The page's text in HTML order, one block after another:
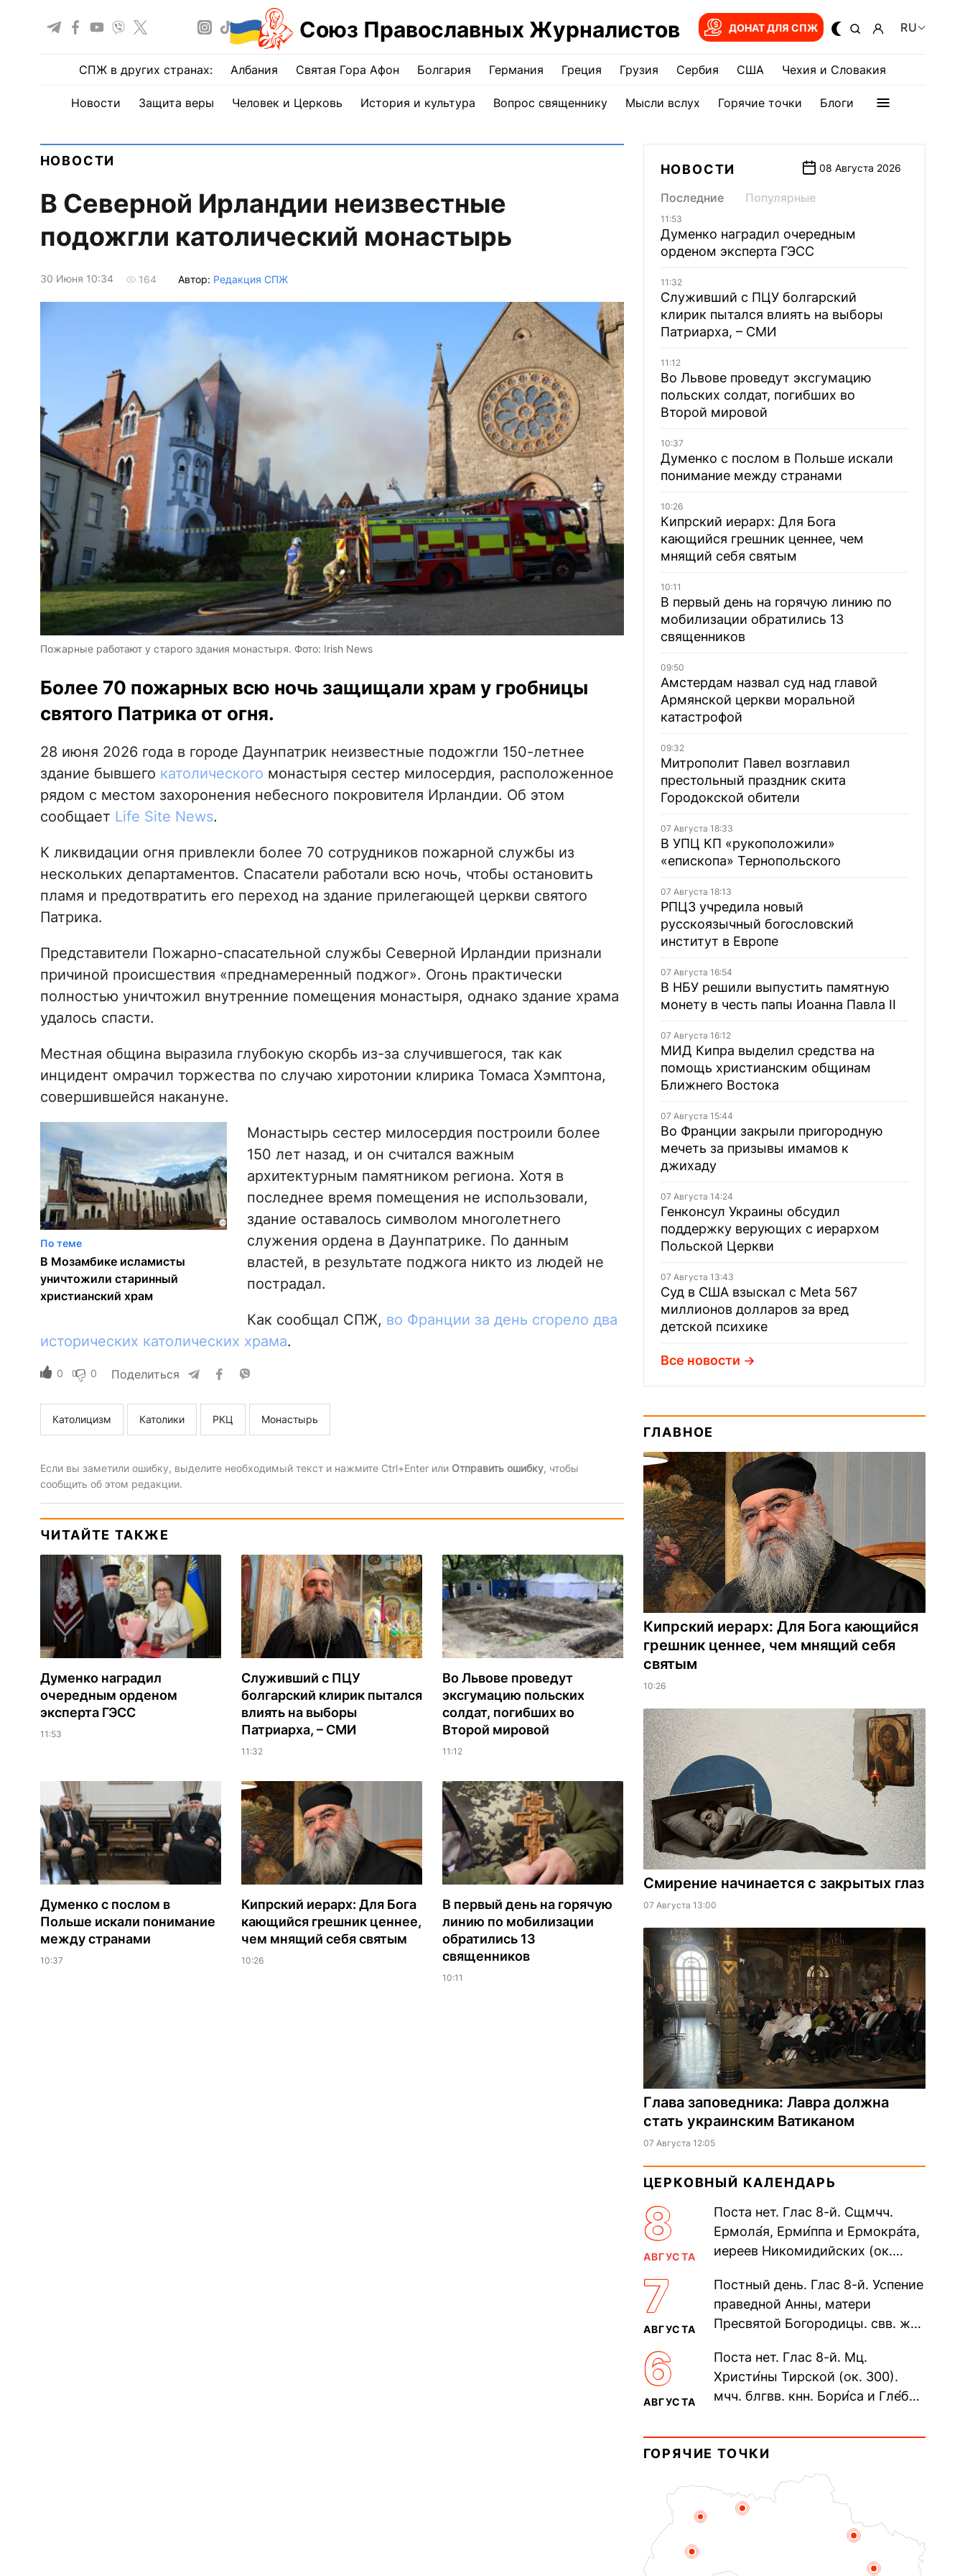
Союз Православных Журналистов ДОНАТ ДЛЯ СПЖ RU
СПЖ в других странах: Албания Святая Гора Афон Болгария Германия Греция Грузия Сербия США Чехия и Словакия
Новости Защита веры Человек и Церковь История и культура Вопрос священнику Мысли вслух Горячие точки Блоги
НОВОСТИ
В Северной Ирландии неизвестные
подожгли католический монастырь
30 Июня 10:34 164 Автор: Редакция СПЖ
Пожарные работают у старого здания монастыря. Фото: Irish News
Более 70 пожарных всю ночь защищали храм у гробницы
святого Патрика от огня.
28 июня 2026 года в городе Даунпатрик неизвестные подожгли 150-летнее
здание бывшего католического монастыря сестер милосердия, расположенное
рядом с местом захоронения небесного покровителя Ирландии. Об этом
сообщает Life Site News.
К ликвидации огня привлекли более 70 сотрудников пожарной службы из
нескольких департаментов. Спасатели работали всю ночь, чтобы остановить
пламя и предотвратить его переход на здание прилегающей церкви святого
Патрика.
Представители Пожарно-спасательной службы Северной Ирландии признали
причиной происшествия «преднамеренный поджог». Огонь практически
полностью уничтожил внутренние помещения монастыря, однако здание храма
удалось спасти.
Местная община выразила глубокую скорбь из-за случившегося, так как
инцидент омрачил торжества по случаю хиротонии клирика Томаса Хэмптона,
совершившейся накануне.
По теме
В Мозамбике исламисты
уничтожили старинный
христианский храм
Монастырь сестер милосердия построили более
150 лет назад, и он считался важным
архитектурным памятником региона. Хотя в
последнее время помещения не использовали,
здание оставалось символом многолетнего
служения ордена в Даунпатрике. По данным
властей, в результате поджога никто из людей не
пострадал.
Как сообщал СПЖ, во Франции за день сгорело два
исторических католических храма.
0 0 Поделиться
Католицизм Католики РКЦ Монастырь
Если вы заметили ошибку, выделите необходимый текст и нажмите Ctrl+Enter или Отправить ошибку, чтобы
сообщить об этом редакции.
ЧИТАЙТЕ ТАКЖЕ
Думенко наградил
очередным орденом
эксперта ГЭСС
11:53
Служивший с ПЦУ
болгарский клирик пытался
влиять на выборы
Патриарха, – СМИ
11:32
Во Львове проведут
эксгумацию польских
солдат, погибших во
Второй мировой
11:12
Думенко с послом в
Польше искали понимание
между странами
10:37
Кипрский иерарх: Для Бога
кающийся грешник ценнее,
чем мнящий себя святым
10:26
В первый день на горячую
линию по мобилизации
обратились 13
священников
10:11
НОВОСТИ 08 Августа 2026
Последние Популярные
11:53
Думенко наградил очередным
орденом эксперта ГЭСС
11:32
Служивший с ПЦУ болгарский
клирик пытался влиять на выборы
Патриарха, – СМИ
11:12
Во Львове проведут эксгумацию
польских солдат, погибших во
Второй мировой
10:37
Думенко с послом в Польше искали
понимание между странами
10:26
Кипрский иерарх: Для Бога
кающийся грешник ценнее, чем
мнящий себя святым
10:11
В первый день на горячую линию по
мобилизации обратились 13
священников
09:50
Амстердам назвал суд над главой
Армянской церкви моральной
катастрофой
09:32
Митрополит Павел возглавил
престольный праздник скита
Городокской обители
07 Августа 18:33
В УПЦ КП «рукоположили»
«епископа» Тернопольского
07 Августа 18:13
РПЦЗ учредила новый
русскоязычный богословский
институт в Европе
07 Августа 16:54
В НБУ решили выпустить памятную
монету в честь папы Иоанна Павла II
07 Августа 16:12
МИД Кипра выделил средства на
помощь христианским общинам
Ближнего Востока
07 Августа 15:44
Во Франции закрыли пригородную
мечеть за призывы имамов к
джихаду
07 Августа 14:24
Генконсул Украины обсудил
поддержку верующих с иерархом
Польской Церкви
07 Августа 13:43
Суд в США взыскал с Meta 567
миллионов долларов за вред
детской психике
Все новости
ГЛАВНОЕ
Кипрский иерарх: Для Бога кающийся
грешник ценнее, чем мнящий себя
святым
10:26
Смирение начинается с закрытых глаз
07 Августа 13:00
Глава заповедника: Лавра должна
стать украинским Ватиканом
07 Августа 12:05
ЦЕРКОВНЫЙ КАЛЕНДАРЬ
8
АВГУСТА
Поста нет. Глас 8-й. Сщмчч.
Ермола́я, Ерми́ппа и Ермокра́та,
иереев Никомидийских (ок.
Печерского, в Ближних
пещерах...
7
АВГУСТА
Постный день. Глас 8-й. Успение
праведной Анны, матери
Пресвятой Богородицы. свв. жен
прп. Евпракси́и девы,...
6
АВГУСТА
Поста нет. Глас 8-й. Мц.
Христи́ны Тирской (ок. 300).
мчч. блгвв. кнн. Бори́са и Гле́ба,
Дави́да (1015). Прп....
ГОРЯЧИЕ ТОЧКИ